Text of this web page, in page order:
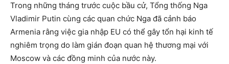
Trong những tháng trước cuộc bầu cử, Tổng thống Nga
Vladimir Putin cùng các quan chức Nga đã cảnh báo
Armenia rằng việc gia nhập EU có thể gây tổn hại kinh tế
nghiêm trọng do làm gián đoạn quan hệ thương mại với
Moscow và các đồng minh của nước này.